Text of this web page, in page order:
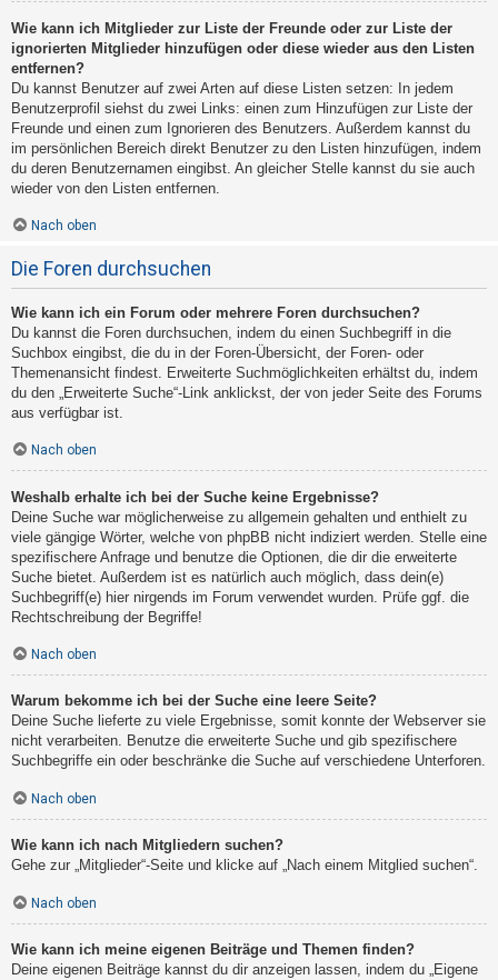
Wie kann ich Mitglieder zur Liste der Freunde oder zur Liste der
ignorierten Mitglieder hinzufügen oder diese wieder aus den Listen
entfernen?
Du kannst Benutzer auf zwei Arten auf diese Listen setzen: In jedem
Benutzerprofil siehst du zwei Links: einen zum Hinzufügen zur Liste der
Freunde und einen zum Ignorieren des Benutzers. Außerdem kannst du
im persönlichen Bereich direkt Benutzer zu den Listen hinzufügen, indem
du deren Benutzernamen eingibst. An gleicher Stelle kannst du sie auch
wieder von den Listen entfernen.
Nach oben
Die Foren durchsuchen
Wie kann ich ein Forum oder mehrere Foren durchsuchen?
Du kannst die Foren durchsuchen, indem du einen Suchbegriff in die
Suchbox eingibst, die du in der Foren-Übersicht, der Foren- oder
Themenansicht findest. Erweiterte Suchmöglichkeiten erhältst du, indem
du den „Erweiterte Suche“-Link anklickst, der von jeder Seite des Forums
aus verfügbar ist.
Nach oben
Weshalb erhalte ich bei der Suche keine Ergebnisse?
Deine Suche war möglicherweise zu allgemein gehalten und enthielt zu
viele gängige Wörter, welche von phpBB nicht indiziert werden. Stelle eine
spezifischere Anfrage und benutze die Optionen, die dir die erweiterte
Suche bietet. Außerdem ist es natürlich auch möglich, dass dein(e)
Suchbegriff(e) hier nirgends im Forum verwendet wurden. Prüfe ggf. die
Rechtschreibung der Begriffe!
Nach oben
Warum bekomme ich bei der Suche eine leere Seite?
Deine Suche lieferte zu viele Ergebnisse, somit konnte der Webserver sie
nicht verarbeiten. Benutze die erweiterte Suche und gib spezifischere
Suchbegriffe ein oder beschränke die Suche auf verschiedene Unterforen.
Nach oben
Wie kann ich nach Mitgliedern suchen?
Gehe zur „Mitglieder“-Seite und klicke auf „Nach einem Mitglied suchen“.
Nach oben
Wie kann ich meine eigenen Beiträge und Themen finden?
Deine eigenen Beiträge kannst du dir anzeigen lassen, indem du „Eigene